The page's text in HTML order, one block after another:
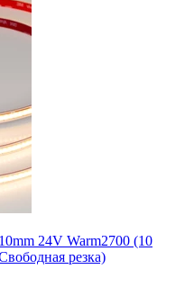
24V Warm2700 (10
резка)